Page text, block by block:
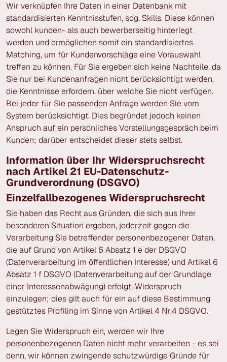
Wir verknüpfen Ihre Daten in einer Datenbank mit
standardisierten Kenntnisstufen, sog. Skills. Diese können
sowohl kunden- als auch bewerberseitig hinterlegt
werden und ermöglichen somit ein standardisiertes
Matching, um für Kundenvorschläge eine Vorauswahl
treffen zu können. Für Sie ergeben sich keine Nachteile, da
Sie nur bei Kundenanfragen nicht berücksichtigt werden,
die Kenntnisse erfordern, über welche Sie nicht verfügen.
Bei jeder für Sie passenden Anfrage werden Sie vom
System berücksichtigt. Dies begründet jedoch keinen
Anspruch auf ein persönliches Vorstellungsgespräch beim
Kunden; darüber entscheidet dieser stets selbst.
Information über Ihr Widerspruchsrecht
nach Artikel 21 EU-Datenschutz-
Grundverordnung (DSGVO)
Einzelfallbezogenes Widerspruchsrecht
Sie haben das Recht aus Gründen, die sich aus Ihrer
besonderen Situation ergeben, jederzeit gegen die
Verarbeitung Sie betreffender personenbezogener Daten,
die auf Grund von Artikel 6 Absatz 1 e der DSGVO
(Datenverarbeitung im öffentlichen Interesse) und Artikel 6
Absatz 1 f DSGVO (Datenverarbeitung auf der Grundlage
einer Interessenabwägung) erfolgt, Widerspruch
einzulegen; dies gilt auch für ein auf diese Bestimmung
gestütztes Profiling im Sinne von Artikel 4 Nr.4 DSGVO.
Legen Sie Widerspruch ein, werden wir Ihre
personenbezogenen Daten nicht mehr verarbeiten - es sei
denn, wir können zwingende schutzwürdige Gründe für